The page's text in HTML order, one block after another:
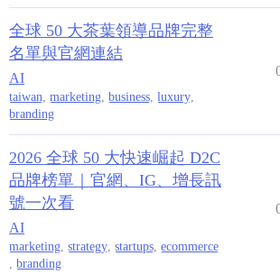
全球 50 大茶葉領導品牌完整
名單與官網連結
AI
taiwan, marketing, business, luxury,
branding
2026 全球 50 大快速崛起 D2C
品牌榜單｜官網、IG、增長訊
號一次看
AI
marketing, strategy, startups, ecommerce
, branding